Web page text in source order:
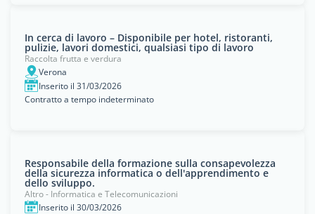
In cerca di lavoro – Disponibile per hotel, ristoranti,
pulizie, lavori domestici, qualsiasi tipo di lavoro
Raccolta frutta e verdura
Verona
Inserito il 31/03/2026
Contratto a tempo indeterminato
Responsabile della formazione sulla consapevolezza
della sicurezza informatica o dell'apprendimento e
dello sviluppo.
Altro - Informatica e Telecomunicazioni
Inserito il 30/03/2026